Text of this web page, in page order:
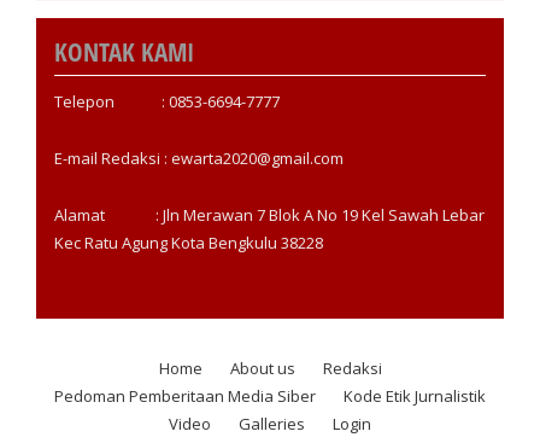
KONTAK KAMI
Telepon : 0853-6694-7777
E-mail Redaksi : ewarta2020@gmail.com
Alamat : Jln Merawan 7 Blok A No 19 Kel Sawah Lebar
Kec Ratu Agung Kota Bengkulu 38228
Footer
Home About us
Redaksi
Pedoman Pemberitaan Media Siber
Kode Etik Jurnalistik
Video
Galleries Login